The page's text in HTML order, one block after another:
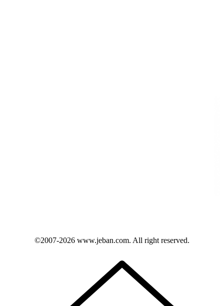
©2007-2026 www.jeban.com. All right reserved.